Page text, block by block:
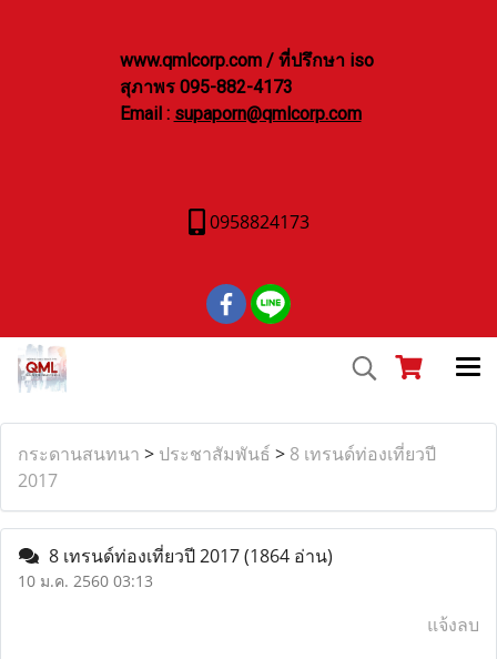
www.qmlcorp.com / ที่ปรึกษา iso
สุภาพร 095-882-4173
Email : supaporn@qmlcorp.com
0958824173
กระดานสนทนา > ประชาสัมพันธ์ > 8 เทรนด์ท่องเที่ยวปี
2017
8 เทรนด์ท่องเที่ยวปี 2017(1864 อ่าน)
10 ม.ค. 2560 03:13
แจ้งลบ